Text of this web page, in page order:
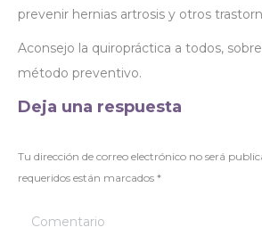
prevenir hernias artrosis y otros
Aconsejo la quiropráctica a todos,
método preventivo.
Deja una respuesta
Tu dirección de correo electrónico no será
requeridos están marcados *
Comentario